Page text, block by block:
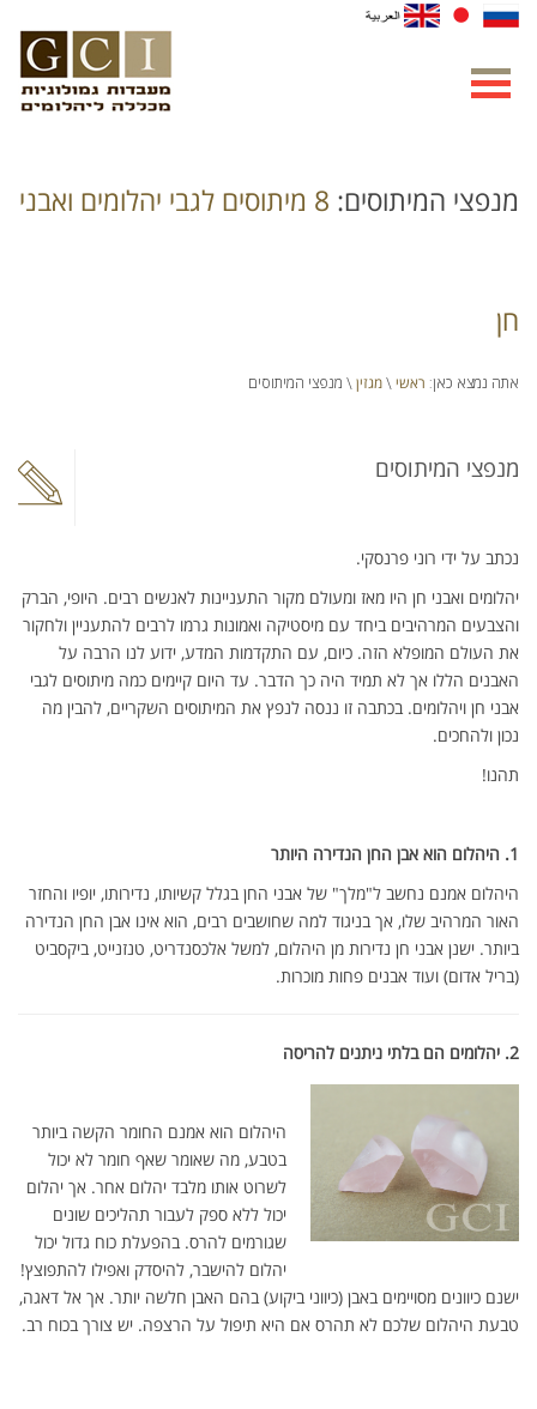
מנפצי המיתוסים: 8 מיתוסים לגבי יהלומים ואבני
חן
אתה נמצא כאן: ראשי \ מגזין \ מנפצי המיתוסים
מנפצי המיתוסים
נכתב על ידי רוני פרנסקי.
יהלומים ואבני חן היו מאז ומעולם מקור התעניינות לאנשים רבים. היופי, הברק
והצבעים המרהיבים ביחד עם מיסטיקה ואמונות גרמו לרבים להתעניין ולחקור
את העולם המופלא הזה. כיום, עם התקדמות המדע, ידוע לנו הרבה על
האבנים הללו אך לא תמיד היה כך הדבר. עד היום קיימים כמה מיתוסים לגבי
אבני חן ויהלומים. בכתבה זו ננסה לנפץ את המיתוסים השקריים, להבין מה
נכון ולהחכים.
תהנו!
1. היהלום הוא אבן החן הנדירה היותר
היהלום אמנם נחשב ל"מלך" של אבני החן בגלל קשיותו, נדירותו, יופיו והחזר
האור המרהיב שלו, אך בניגוד למה שחושבים רבים, הוא אינו אבן החן הנדירה
ביותר. ישנן אבני חן נדירות מן היהלום, למשל אלכסנדריט, טנזנייט, ביקסביט
(בריל אדום) ועוד אבנים פחות מוכרות.
2. יהלומים הם בלתי ניתנים להריסה
היהלום הוא אמנם החומר הקשה ביותר
בטבע, מה שאומר שאף חומר לא יכול
לשרוט אותו מלבד יהלום אחר. אך יהלום
יכול ללא ספק לעבור תהליכים שונים
שגורמים להרס. בהפעלת כוח גדול יכול
יהלום להישבר, להיסדק ואפילו להתפוצץ!
ישנם כיוונים מסויימים באבן (כיווני ביקוע) בהם האבן חלשה יותר. אך אל דאגה,
טבעת היהלום שלכם לא תהרס אם היא תיפול על הרצפה. יש צורך בכוח רב.